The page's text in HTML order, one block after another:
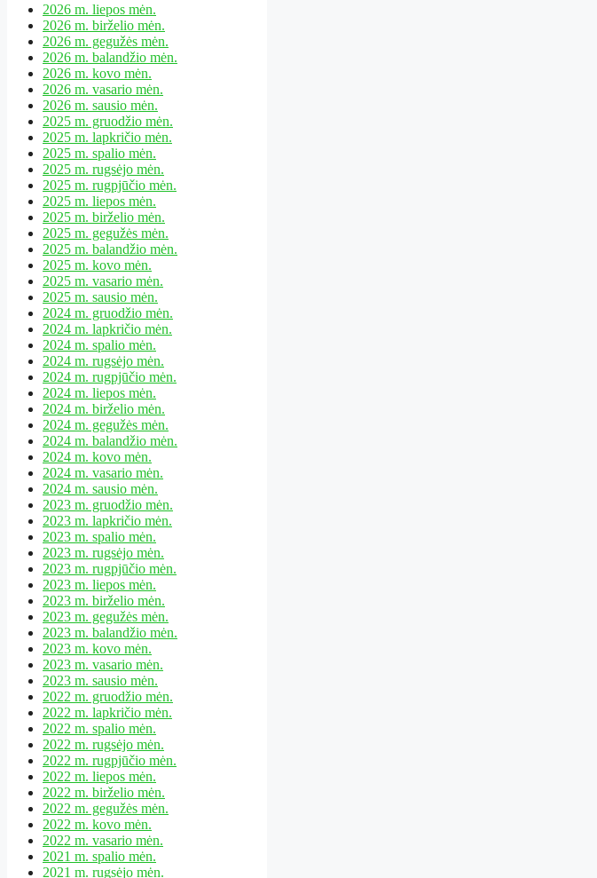
2026 m. liepos mėn.
2026 m. birželio mėn.
2026 m. gegužės mėn.
2026 m. balandžio mėn.
2026 m. kovo mėn.
2026 m. vasario mėn.
2026 m. sausio mėn.
2025 m. gruodžio mėn.
2025 m. lapkričio mėn.
2025 m. spalio mėn.
2025 m. rugsėjo mėn.
2025 m. rugpjūčio mėn.
2025 m. liepos mėn.
2025 m. birželio mėn.
2025 m. gegužės mėn.
2025 m. balandžio mėn.
2025 m. kovo mėn.
2025 m. vasario mėn.
2025 m. sausio mėn.
2024 m. gruodžio mėn.
2024 m. lapkričio mėn.
2024 m. spalio mėn.
2024 m. rugsėjo mėn.
2024 m. rugpjūčio mėn.
2024 m. liepos mėn.
2024 m. birželio mėn.
2024 m. gegužės mėn.
2024 m. balandžio mėn.
2024 m. kovo mėn.
2024 m. vasario mėn.
2024 m. sausio mėn.
2023 m. gruodžio mėn.
2023 m. lapkričio mėn.
2023 m. spalio mėn.
2023 m. rugsėjo mėn.
2023 m. rugpjūčio mėn.
2023 m. liepos mėn.
2023 m. birželio mėn.
2023 m. gegužės mėn.
2023 m. balandžio mėn.
2023 m. kovo mėn.
2023 m. vasario mėn.
2023 m. sausio mėn.
2022 m. gruodžio mėn.
2022 m. lapkričio mėn.
2022 m. spalio mėn.
2022 m. rugsėjo mėn.
2022 m. rugpjūčio mėn.
2022 m. liepos mėn.
2022 m. birželio mėn.
2022 m. gegužės mėn.
2022 m. kovo mėn.
2022 m. vasario mėn.
2021 m. spalio mėn.
2021 m. rugsėjo mėn.